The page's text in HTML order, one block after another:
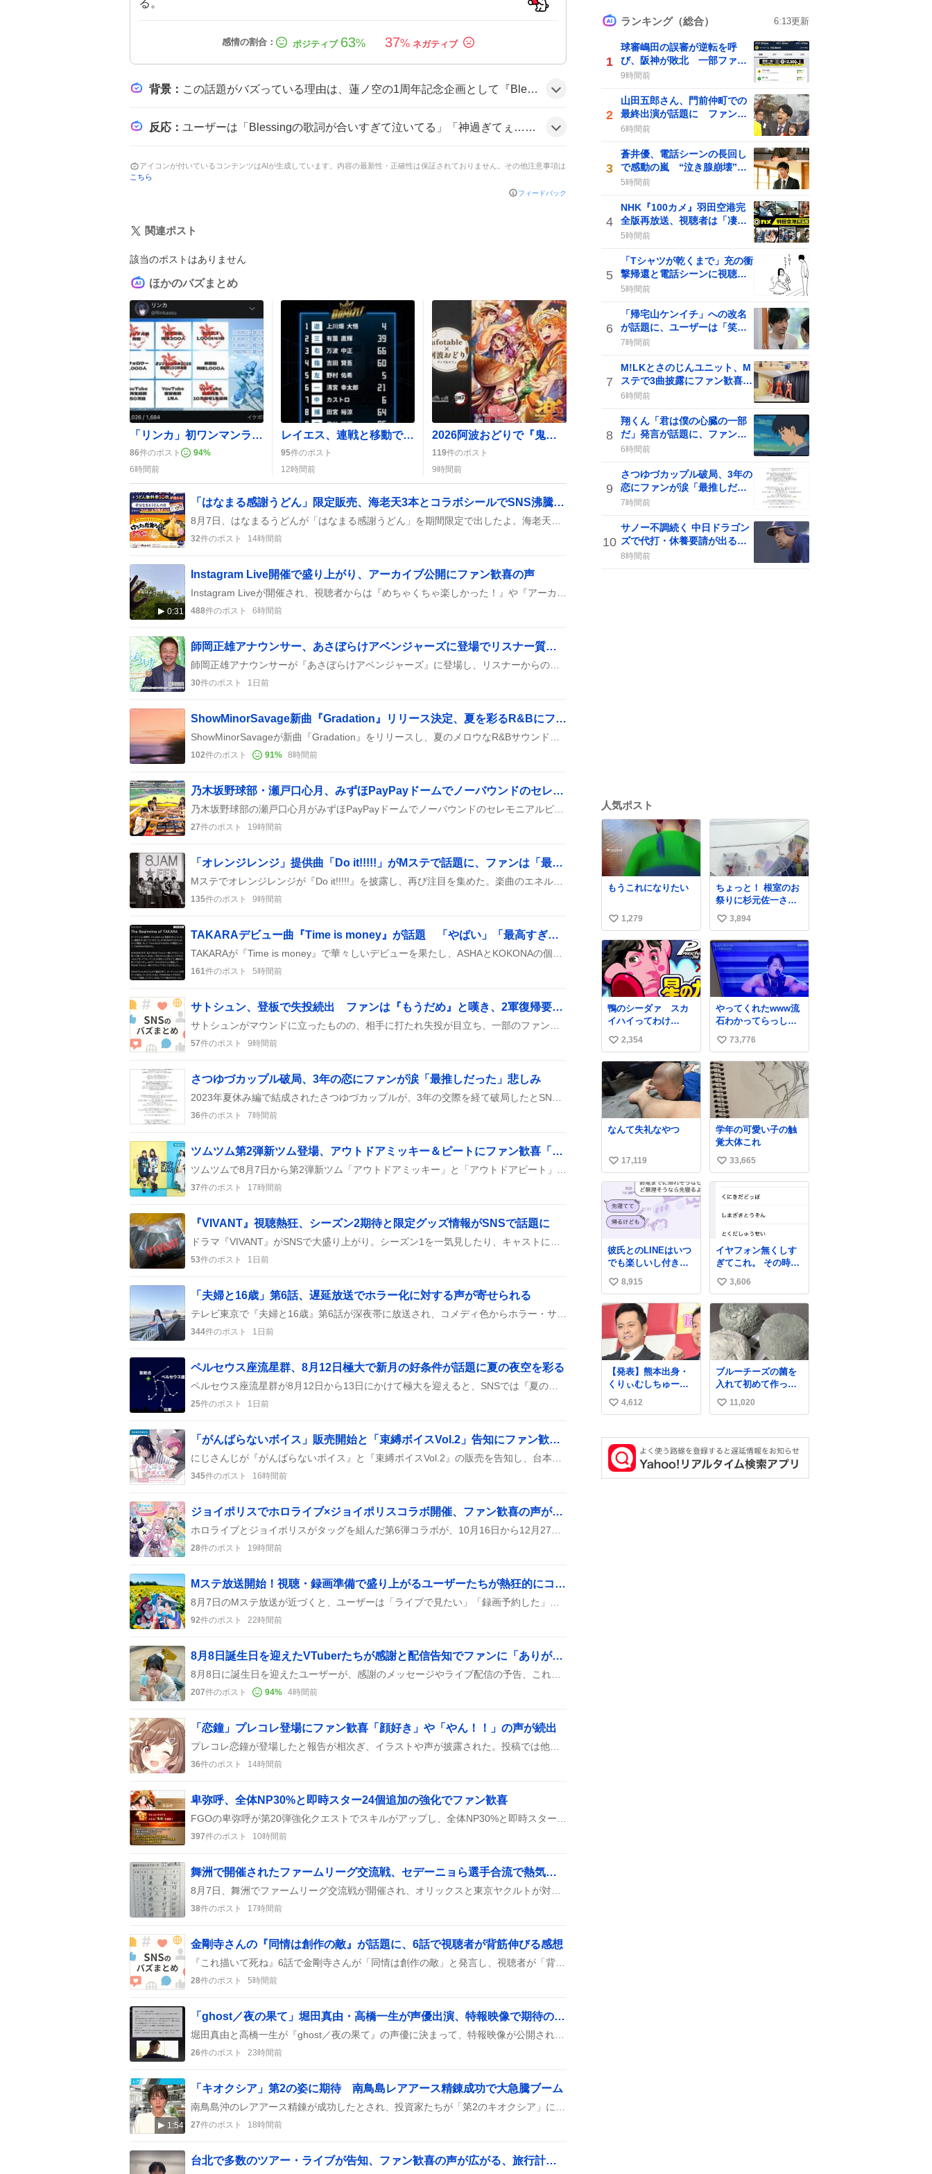
る。
63% 37%
背景 ： この話題がバズっている理由は、蓮ノ空の1周年記念企画として『Blessing』のフルサイズリリックビデオが初公開されたことと、楽曲の歌詞割りが感情に響くと評価されていることが相まって、ファンの感動がSNSに拡散したからだと思われる。
反応 ： ユーザーは「Blessingの歌詞が合いすぎて泣いてる」「神過ぎてぇ…」「めっちゃ良すぎる」などと感情的に称賛し、ビデオ公開に対して歓喜の声が多数上がっている様子だ。
アイコンが付いているコンテンツはAIが生成しています。内容の最新性・正確性は保証されておりません。その他注意事項は
こちら
フィードバック
関連ポスト
該当のポストはありません
ほかのバズまとめ
「リンカ」初ワンマンライブ「Prelude」開催決定、ファンは「絶対行く！」と熱狂
86件のポスト 94%
6時間前
レイエス、連戦と移動でベンチ入り ファイターズの大胆采配にファン歓喜
95件のポスト
12時間前
2026阿波おどりで『鬼滅の刃』コラボグッズが登場、ファン歓喜の声「アクスタうちわ買うしかない」
119件のポスト
9時間前
「はなまる感謝うどん」限定販売、海老天3本とコラボシールでSNS沸騰 「めっちゃ可愛い」声多数
32件のポスト 14時間前
0:31
Instagram Live開催で盛り上がり、アーカイブ公開にファン歓喜の声
488件のポスト 6時間前
師岡正雄アナウンサー、あさぼらけアベンジャーズに登場でリスナー質問募集が話題に
30件のポスト 1日前
ShowMinorSavage新曲『Gradation』リリース決定、夏を彩るR&Bにファン歓喜
102件のポスト 91% 8時間前
乃木坂野球部・瀬戸口心月、みずほPayPayドームでノーバウンドのセレモニアルピッチが話題に
27件のポスト 19時間前
「オレンジレンジ」提供曲「Do it!!!!!」がMステで話題に、ファンは「最高」歓喜
135件のポスト 9時間前
TAKARAデビュー曲『Time is money』が話題 「やばい」「最高すぎる」の声が寄せられる
161件のポスト 5時間前
サトシュン、登板で失投続出 ファンは『もうだめ』と嘆き、2軍復帰要望も
57件のポスト 9時間前
さつゆづカップル破局、3年の恋にファンが涙「最推しだった」悲しみ
36件のポスト 7時間前
ツムツム第2弾新ツム登場、アウトドアミッキー＆ピートにファン歓喜「欲しいっ！」
37件のポスト 17時間前
『VIVANT』視聴熱狂、シーズン2期待と限定グッズ情報がSNSで話題に
53件のポスト 1日前
「夫婦と16歳」第6話、遅延放送でホラー化に対する声が寄せられる
344件のポスト 1日前
ペルセウス座流星群、8月12日極大で新月の好条件が話題に夏の夜空を彩る
25件のポスト 1日前
「がんばらないボイス」販売開始と「束縛ボイスVol.2」告知にファン歓喜「欲しい！」の声続出
345件のポスト 16時間前
ジョイポリスでホロライブ×ジョイポリスコラボ開催、ファン歓喜の声が続出
28件のポスト 19時間前
Mステ放送開始！視聴・録画準備で盛り上がるユーザーたちが熱狂的にコメント
92件のポスト 22時間前
8月8日誕生日を迎えたVTuberたちが感謝と配信告知でファンに「ありがとう」
207件のポスト 94% 4時間前
「恋鐘」プレコレ登場にファン歓喜「顔好き」や「やん！！」の声が続出
36件のポスト 14時間前
卑弥呼、全体NP30%と即時スター24個追加の強化でファン歓喜
397件のポスト 10時間前
舞洲で開催されたファームリーグ交流戦、セデーニョら選手合流で熱気沸騰
38件のポスト 17時間前
金剛寺さんの『同情は創作の敵』が話題に、6話で視聴者が背筋伸びる感想
28件のポスト 5時間前
「ghost／夜の果て」堀田真由・高橋一生が声優出演、特報映像で期待の声が広がる
26件のポスト 23時間前
1:54
「キオクシア」第2の姿に期待 南鳥島レアアース精錬成功で大急騰ブーム
27件のポスト 18時間前
台北で多数のツアー・ライブが告知、ファン歓喜の声が広がる、旅行計画も続々
ランキング（総合） 6:13更新
1
球審嶋田の誤審が逆転を呼
び、阪神が敗北 一部ファン
からは批判の声も
9時間前
2
山田五郎さん、門前仲町での
最終出演が話題に ファンは
「必ず観ます」「感謝」
6時間前
3
蒼井優、電話シーンの長回し
で感動の嵐 “泣き腺崩壊”の
声続出
5時間前
4
NHK『100カメ』羽田空港完
全版再放送、視聴者は「凄
い」「感謝」感動
5時間前
5
「Tシャツが乾くまで」充の衝
撃帰還と電話シーンに視聴者
歓喜
5時間前
6
「帰宅山ケンイチ」への改名
が話題に、ユーザーは「笑い
が止まらない」反応
7時間前
7
M!LKとさのじんユニット、M
ステで3曲披露にファン歓喜が
話題に
6時間前
8
翔くん「君は僕の心臓の一部
だ」発言が話題に、ファンが
感動と戸惑いの声
6時間前
9
さつゆづカップル破局、3年の
恋にファンが涙「最推しだっ
た」悲しみ
7時間前
10
サノー不調続く 中日ドラゴン
ズで代打・休養要請が出る、
一部のファンの声が分かれる
8時間前
人気ポスト
もうこれになりたい
い
い
ね
数
1,279
ちょっと！ 根室のお
祭りに杉元佐一さん
いるじゃん！
い
い
ね
数
3,894
鴨のシーダァ スカ
イハイってわけ
youtu.be/QbctcHorQ
yA
い
い
ね
数
2,354
やってくれたwww流
石わかってらっしゃ
る🤣🤣🤣 #Mステ #西
川貴教
い
い
ね
数
73,776
なんて失礼なやつ
い
い
数
17,119
学年の可愛い子の触
覚大体これ
い
い
ね
数
33,665
彼氏とのLINEはいつ
でも楽しいし付き合
いたての頃の嬉しか
ったLINEは無限にあ
るけど(同棲前は1日
で各50通くらい送り
あってたし)最近嬉し
かったのはこれ
い
い
ね
数
8,915
イヤフォン無くしす
ぎてこれ。 その時好
きだった男のセコム
の名前にしてる
い
い
ね
数
3,606
【発表】熊本出身・
くりぃむしちゅーら
の所属事務所、被災
地に義援金寄付
ぃむしちゅーやマツ
コ、有働由美子らが
所属する芸能事務所
い
ね
数
4,612
ブルーチーズの菌を
入れて初めて作って
みたチーズなんだけ
ど 本能でちょっとヤ
い
ね
数
11,020